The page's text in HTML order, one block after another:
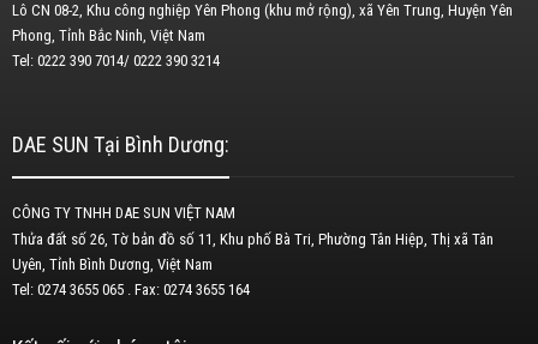
Lô CN 08-2, Khu công nghiệp Yên Phong (khu mở rộng), xã Yên Trung, Huyện Yên
Phong, Tỉnh Bắc Ninh, Việt Nam
Tel: 0222 390 7014/ 0222 390 3214
DAE SUN Tại Bình Dương:
CÔNG TY TNHH DAE SUN VIỆT NAM
Thửa đất số 26, Tờ bản đồ số 11, Khu phố Bà Tri, Phường Tân Hiệp, Thị xã Tân
Uyên, Tỉnh Bình Dương, Việt Nam
Tel: 0274 3655 065 . Fax: 0274 3655 164